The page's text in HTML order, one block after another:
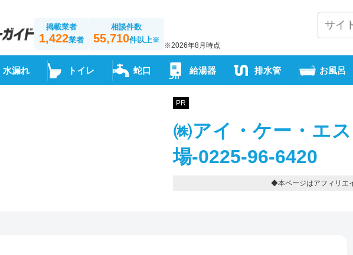
掲載業者
1,422業者
相談件数
55,710件以上※
※2026年8月時点
水漏れ トイレ 蛇口 給湯器 排水管 お風呂
PR
㈱アイ・ケー・エ
場-0225-96-6420
◆本ページはアフィリエ